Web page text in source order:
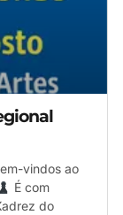
vindos ao
É com
do